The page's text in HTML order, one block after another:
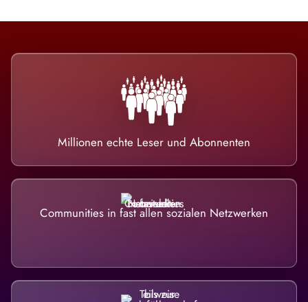
Millionen echte Leser und Abonnenten
Communities in fast allen sozialen Netzwerken